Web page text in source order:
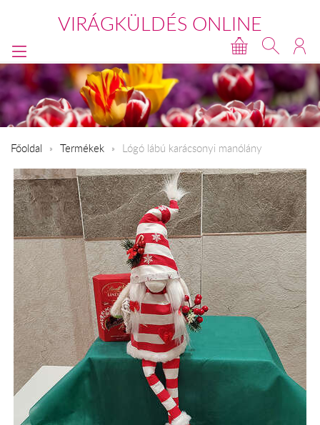
VIRÁGKÜLDÉS ONLINE
Főoldal Termékek Lógó lábú karácsonyi manólány